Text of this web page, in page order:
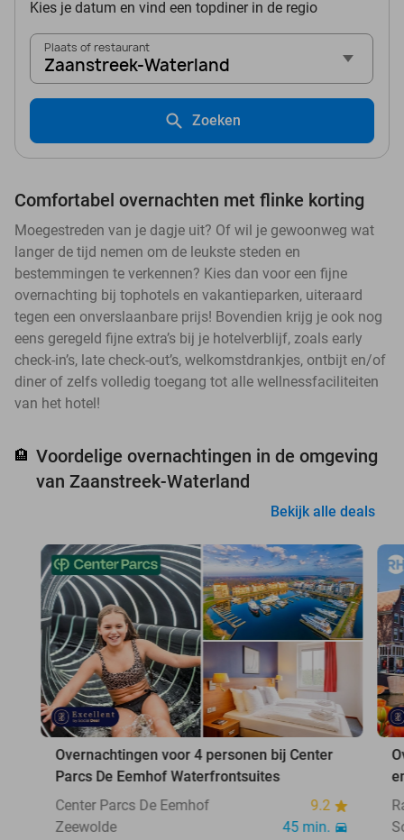
Kies je datum en vind een topdiner in de regio
Plaats of restaurant
Zaanstreek-Waterland
Zoeken
Comfortabel overnachten met flinke korting
Moegestreden van je dagje uit? Of wil je gewoonweg wat
langer de tijd nemen om de leukste steden en
bestemmingen te verkennen? Kies dan voor een fijne
overnachting bij tophotels en vakantieparken, uiteraard
tegen een onverslaanbare prijs! Bovendien krijg je ook nog
eens geregeld fijne extra’s bij je hotelverblijf, zoals early
check-in’s, late check-out’s, welkomstdrankjes, ontbijt en/of
diner of zelfs volledig toegang tot alle wellnessfaciliteiten
van het hotel!
🏨 Voordelige overnachtingen in de omgeving
van Zaanstreek-Waterland
Bekijk alle deals
Overnachtingen voor 4 personen bij Center
Parcs De Eemhof Waterfrontsuites
Center Parcs De Eemhof
9.2
Zeewolde
45 min.